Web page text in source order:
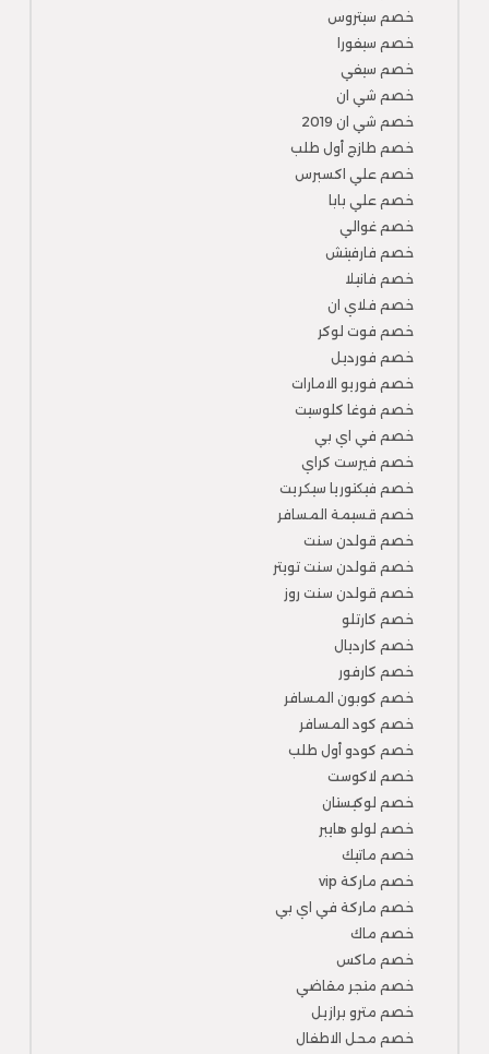
خصم سيتروس
خصم سيفورا
خصم سيفي
خصم شي ان
خصم شي ان 2019
خصم طازج أول طلب
خصم علي اكسبرس
خصم علي بابا
خصم غوالي
خصم فارفيتش
خصم فانيلا
خصم فلاي ان
خصم فوت لوكر
خصم فورديل
خصم فوريو الامارات
خصم فوغا كلوسيت
خصم في اي بي
خصم فيرست كراي
خصم فيكتوريا سيكريت
خصم قسيمة المسافر
خصم قولدن سنت
خصم قولدن سنت تويتر
خصم قولدن سنت روز
خصم كارتلو
خصم كارديال
خصم كارفور
خصم كوبون المسافر
خصم كود المسافر
خصم كودو أول طلب
خصم لاكوست
خصم لوكيستان
خصم لولو هايبر
خصم ماتيك
خصم ماركة vip
خصم ماركة في اي بي
خصم ماك
خصم ماكس
خصم متجر مقاضي
خصم مترو برازيل
خصم محل الاطفال